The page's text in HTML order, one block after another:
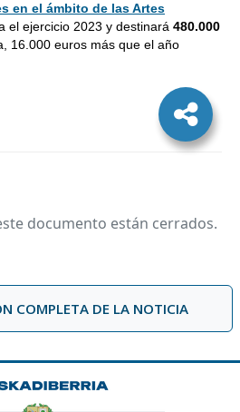
en el ámbito de las Artes
el ejercicio 2023 y destinará 480.000
16.000 euros más que el año
documento están cerrados.
COMPLETA DE LA NOTICIA